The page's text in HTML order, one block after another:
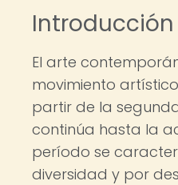
Introducción
El arte
movimiento
partir de la
continúa hasta la
período se
diversidad y por